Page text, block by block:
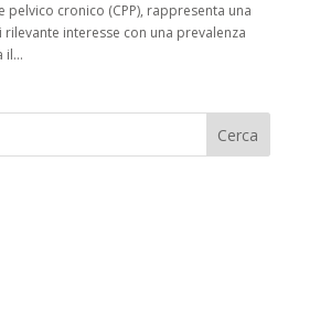
cronico (CPP), rappresenta una
interesse con una prevalenza
il...